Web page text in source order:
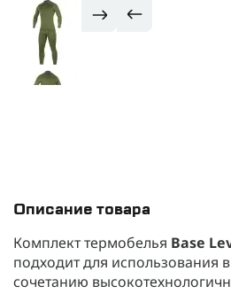
Описание товара
Комплект термобелья Base
подходит для использования
сочетанию